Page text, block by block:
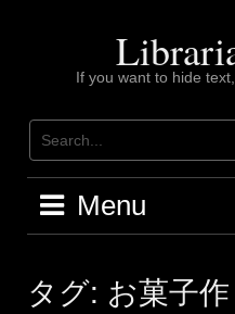
If you want to hide
Menu
タグ: お菓子作